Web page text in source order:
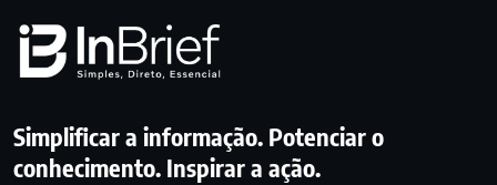
Simplificar a informação. Potenciar o
conhecimento. Inspirar a ação.